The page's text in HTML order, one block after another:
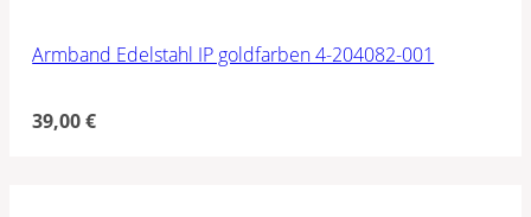
Armband Edelstahl IP goldfarben 4-204082-001
39,00€